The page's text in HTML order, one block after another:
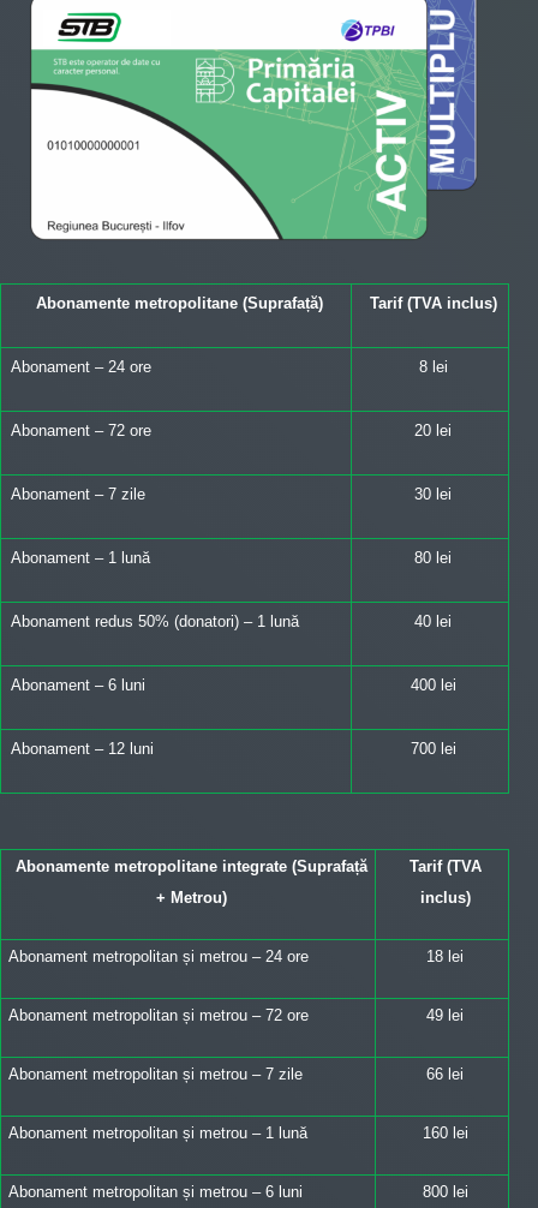
Abonamente metropolitane (Suprafață) Tarif (TVA inclus)
Abonament – 24 ore 8 lei
Abonament – 72 ore 20 lei
Abonament – 7 zile 30 lei
Abonament – 1 lună 80 lei
Abonament redus 50% (donatori) – 1 lună 40 lei
Abonament – 6 luni 400 lei
Abonament – 12 luni 700 lei
Abonamente metropolitane integrate (Suprafață
+ Metrou)
Tarif (TVA
inclus)
Abonament metropolitan și metrou – 24 ore 18 lei
Abonament metropolitan și metrou – 72 ore 49 lei
Abonament metropolitan și metrou – 7 zile 66 lei
Abonament metropolitan și metrou – 1 lună 160 lei
Abonament metropolitan și metrou – 6 luni 800 lei